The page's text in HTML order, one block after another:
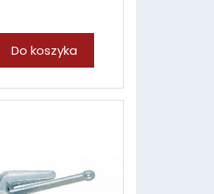
Do koszyka